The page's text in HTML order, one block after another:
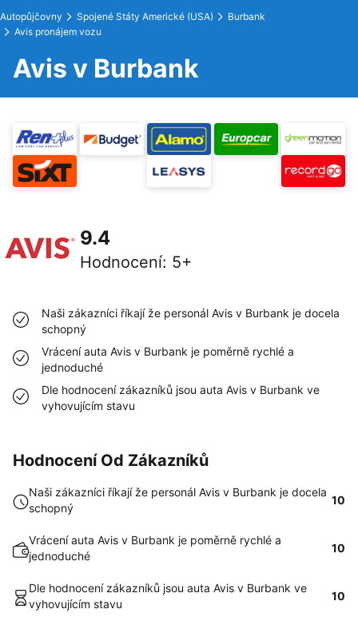
Autopůjčovny Spojené Státy Americké (USA)
Burbank
Avis pronájem vozu
Avis v Burbank
9.4
Hodnocení: 5+
Naši zákazníci říkají že personál Avis v Burbank je docela
schopný
Vrácení auta Avis v Burbank je poměrně rychlé a
jednoduché
Dle hodnocení zákazníků jsou auta Avis v Burbank ve
vyhovujícím stavu
Hodnocení Od Zákazníků
Naši zákazníci říkají že personál Avis v Burbank je docela
schopný
10
Vrácení auta Avis v Burbank je poměrně rychlé a
jednoduché
10
Dle hodnocení zákazníků jsou auta Avis v Burbank ve
vyhovujícím stavu
10